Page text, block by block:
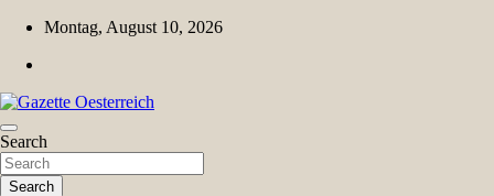
Skip
content
Montag, August 10, 2026
Gazette Oesterreich
Magazin für Freizeit, Politik, Kultur & Wissenschaft
Search
Search